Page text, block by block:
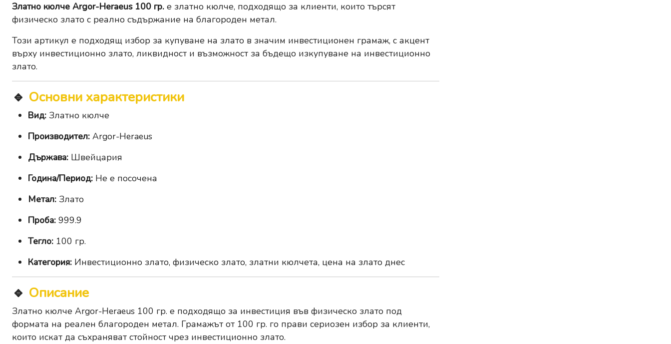
Златно кюлче Argor-Heraeus 100 гр. е златно кюлче, подходящо за клиенти, които търсят
физическо злато с реално съдържание на благороден метал.
Този артикул е подходящ избор за купуване на злато в значим инвестиционен грамаж, с акцент
върху инвестиционно злато, ликвидност и възможност за бъдещо изкупуване на инвестиционно
злато.
🔹 Основни характеристики
Вид: Златно кюлче
Производител: Argor-Heraeus
Държава: Швейцария
Година/Период: Не е посочена
Метал: Злато
Проба: 999.9
Тегло: 100 гр.
Категория: Инвестиционно злато, физическо злато, златни кюлчета, цена на злато днес
🔹 Описание
Златно кюлче Argor-Heraeus 100 гр. е подходящо за инвестиция във физическо злато под
формата на реален благороден метал. Грамажът от 100 гр. го прави сериозен избор за клиенти,
които искат да съхраняват стойност чрез инвестиционно злато.